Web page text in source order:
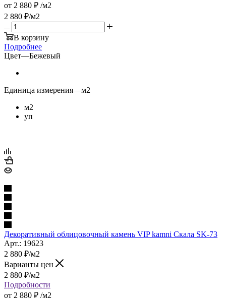
от 2 880 ₽ /м2
2 880 ₽/м2
В корзину
Подробнее
Цвет—Бежевый
Единица измерения—м2
м2
уп
Декоративный облицовочный камень VIP kamni Скала SK-73
Арт.: 19623
2 880 ₽/м2
Варианты цен
2 880 ₽/м2
Подробности
от 2 880 ₽ /м2